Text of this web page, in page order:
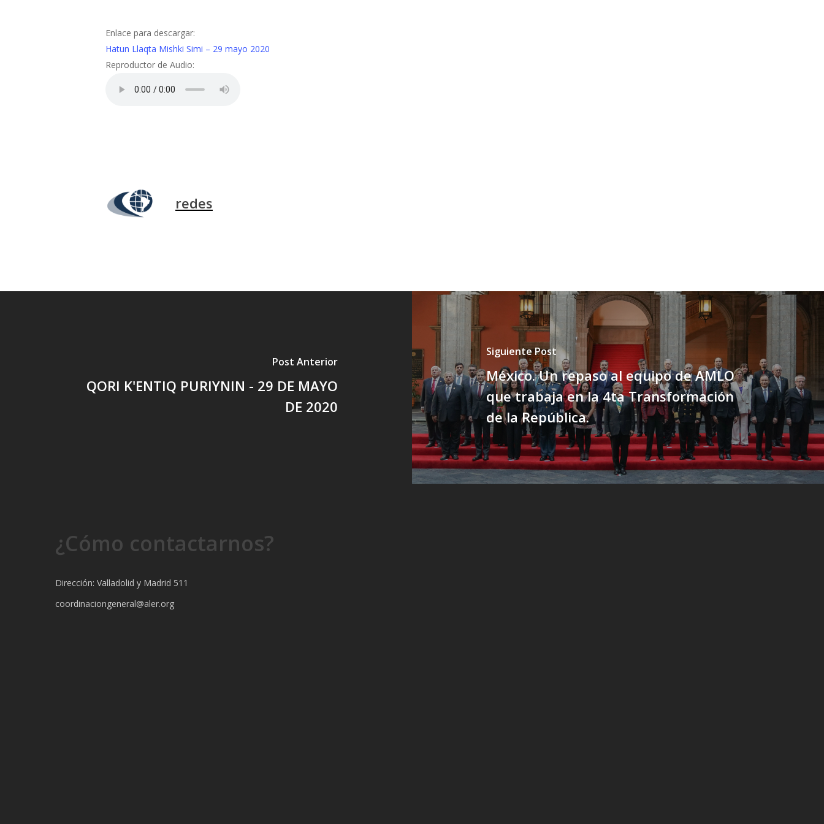
Enlace para descargar:
Hatun Llaqta Mishki Simi – 29 mayo 2020
Reproductor de Audio:
redes
Post Anterior
QORI K'ENTIQ PURIYNIN - 29 DE MAYO
DE 2020
Siguiente Post
México. Un repaso al equipo de AMLO
que trabaja en la 4ta Transformación
de la República.
¿Cómo contactarnos?
Dirección: Valladolid y Madrid 511
coordinaciongeneral@aler.org